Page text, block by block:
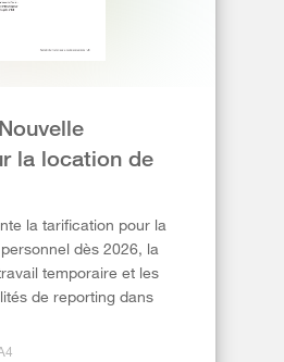
la location de
la tarification pour la
dès 2026, la
temporaire et les
de reporting dans